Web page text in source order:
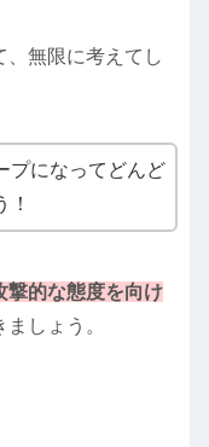
、無限に考えてし
プになってどんど
撃的な態度を向け
しょう。